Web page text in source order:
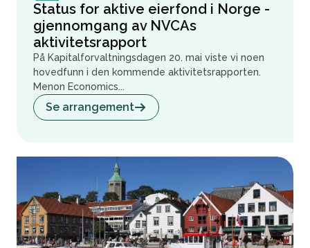
Status for aktive eierfond i Norge -
gjennomgang av NVCAs
aktivitetsrapport
På Kapitalforvaltningsdagen 20. mai viste vi noen
hovedfunn i den kommende aktivitetsrapporten.
Menon Economics...
Se arrangement